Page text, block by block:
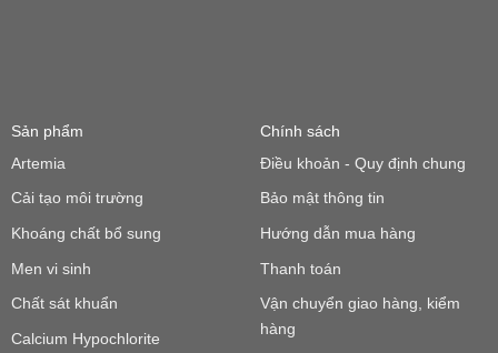
Sản phẩm
Artemia
Cải tạo môi trường
Khoáng chất bổ sung
Men vi sinh
Chất sát khuẩn
Calcium Hypochlorite
Chính sách
Điều khoản - Quy định chung
Bảo mật thông tin
Hướng dẫn mua hàng
Thanh toán
Vận chuyển giao hàng, kiểm
hàng